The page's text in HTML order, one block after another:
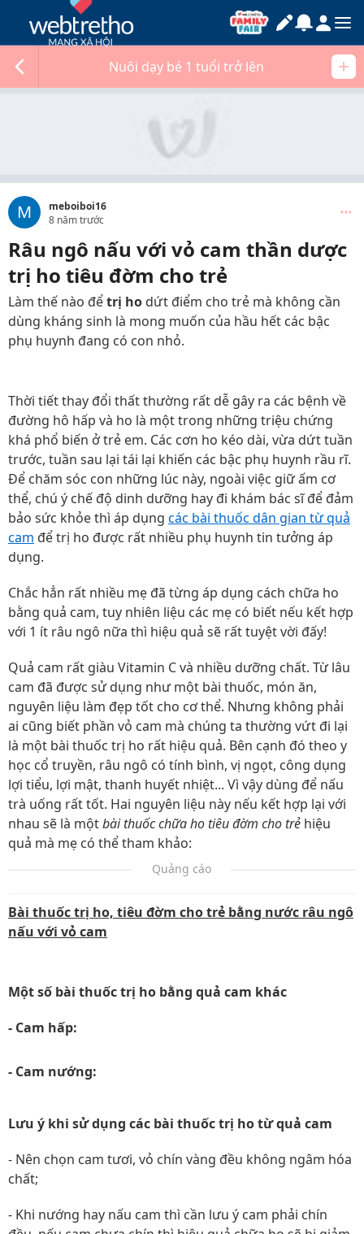
Nuôi dạy bé 1 tuổi trở lên
M
meboiboi16
8 năm trước
Râu ngô nấu với vỏ cam thần dược
trị ho tiêu đờm cho trẻ
Làm thế nào đểtrị ho dứt điểm cho trẻ mà không cần
dùng kháng sinh là mong muốn của hầu hết các bậc
phụ huynh đang có con nhỏ.
Thời tiết thay đổi thất thường rất dễ gây ra các bệnh về
đường hô hấp và ho là một trong những triệu chứng
khá phổ biến ở trẻ em. Các cơn ho kéo dài, vừa dứt tuần
trước, tuần sau lại tái lại khiến các bậc phụ huynh rầu rĩ.
Để chăm sóc con những lúc này, ngoài việc giữ ấm cơ
thể, chú ý chế độ dinh dưỡng hay đi khám bác sĩ để đảm
bảo sức khỏe thì áp dụng các bài thuốc dân gian từ quả
cam để trị ho được rất nhiều phụ huynh tin tưởng áp
dụng.
Chắc hẳn rất nhiều mẹ đã từng áp dụng cách chữa ho
bằng quả cam, tuy nhiên liệu các mẹ có biết nếu kết hợp
với 1 ít râu ngô nữa thì hiệu quả sẽ rất tuyệt vời đấy!
Quả cam rất giàu Vitamin C và nhiều dưỡng chất. Từ lâu
cam đã được sử dụng như một bài thuốc, món ăn,
nguyên liệu làm đẹp tốt cho cơ thể. Nhưng không phải
ai cũng biết phần vỏ cam mà chúng ta thường vứt đi lại
là một bài thuốc trị ho rất hiệu quả. Bên cạnh đó theo y
học cổ truyền, râu ngô có tính bình, vị ngọt, công dụng
lợi tiểu, lợi mật, thanh huyết nhiệt... Vì vậy dùng để nấu
trà uống rất tốt. Hai nguyên liệu này nếu kết hợp lại với
nhau sẽ là mộtbài thuốc chữa ho tiêu đờm cho trẻ hiệu
quả mà mẹ có thể tham khảo:
Quảng cáo
Bài thuốc trị ho, tiêu đờm cho trẻ bằng nước râu ngô
nấu với vỏ cam
Một số bài thuốc trị ho bằng quả cam khác
- Cam hấp:
- Cam nướng:
Lưu ý khi sử dụng các bài thuốc trị ho từ quả cam
- Nên chọn cam tươi, vỏ chín vàng đều không ngâm hóa
chất;
- Khi nướng hay nấu cam thì cần lưu ý cam phải chín